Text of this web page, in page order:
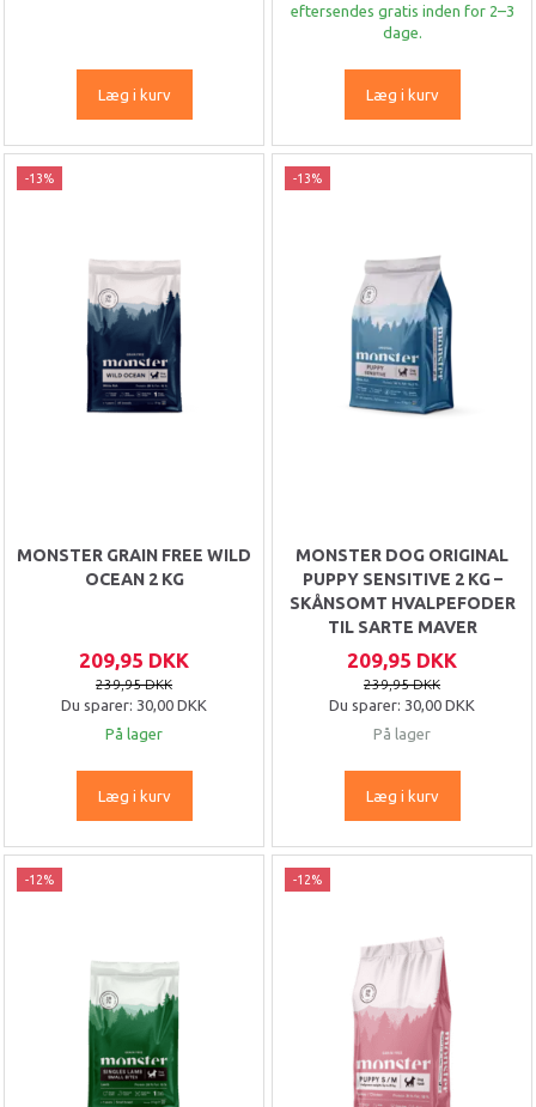
Læg i kurv
eftersendes gratis inden for 2–3
dage.
Læg i kurv
-13%
MONSTER GRAIN FREE WILD
OCEAN 2 KG
209,95 DKK
239,95 DKK
Du sparer: 30,00 DKK
På lager
Læg i kurv
-13%
MONSTER DOG ORIGINAL
PUPPY SENSITIVE 2 KG –
SKÅNSOMT HVALPEFODER
TIL SARTE MAVER
209,95 DKK
239,95 DKK
Du sparer: 30,00 DKK
På lager
Læg i kurv
-12% -12%